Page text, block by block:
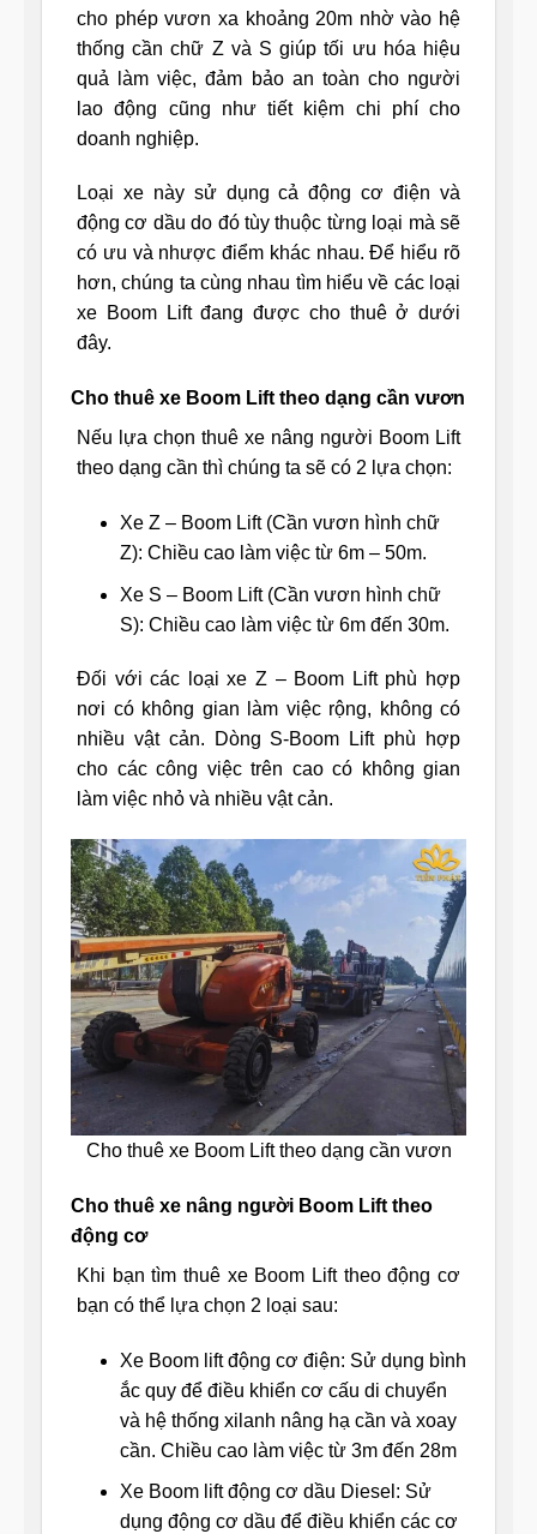
cho phép vươn xa khoảng 20m nhờ vào hệ
thống cần chữ Z và S giúp tối ưu hóa hiệu
quả làm việc, đảm bảo an toàn cho người
lao động cũng như tiết kiệm chi phí cho
doanh nghiệp.
Loại xe này sử dụng cả động cơ điện và
động cơ dầu do đó tùy thuộc từng loại mà sẽ
có ưu và nhược điểm khác nhau. Để hiểu rõ
hơn, chúng ta cùng nhau tìm hiểu về các loại
xe Boom Lift đang được cho thuê ở dưới
đây.
Cho thuê xe Boom Lift theo dạng cần vươn
Nếu lựa chọn thuê xe nâng người Boom Lift
theo dạng cần thì chúng ta sẽ có 2 lựa chọn:
Xe Z – Boom Lift (Cần vươn hình chữ
Z): Chiều cao làm việc từ 6m – 50m.
Xe S – Boom Lift (Cần vươn hình chữ
S): Chiều cao làm việc từ 6m đến 30m.
Đối với các loại xe Z – Boom Lift phù hợp
nơi có không gian làm việc rộng, không có
nhiều vật cản. Dòng S-Boom Lift phù hợp
cho các công việc trên cao có không gian
làm việc nhỏ và nhiều vật cản.
Cho thuê xe Boom Lift theo dạng cần vươn
Cho thuê xe nâng người Boom Lift theo
động cơ
Khi bạn tìm thuê xe Boom Lift theo động cơ
bạn có thể lựa chọn 2 loại sau:
Xe Boom lift động cơ điện: Sử dụng bình
ắc quy để điều khiển cơ cấu di chuyển
và hệ thống xilanh nâng hạ cần và xoay
cần. Chiều cao làm việc từ 3m đến 28m
Xe Boom lift động cơ dầu Diesel: Sử
dụng động cơ dầu để điều khiển các cơ